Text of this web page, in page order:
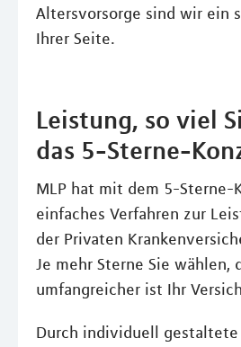
Altersvorsorge sind wir ein
Ihrer Seite.
Leistung, so viel
das 5-Sterne-
MLP hat mit dem 5-Sterne-
einfaches Verfahren zur
der Privaten
Je mehr Sterne Sie wählen,
umfangreicher ist Ihr
Durch individuell